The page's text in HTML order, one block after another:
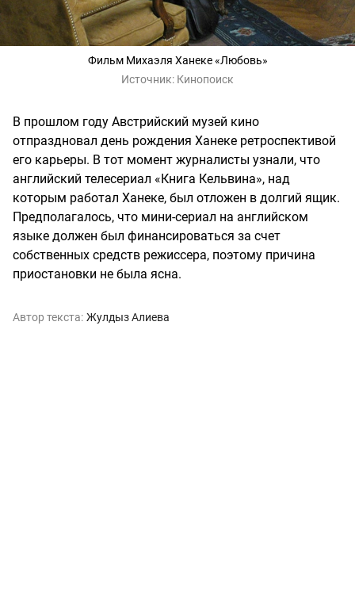
Фильм Михаэля Ханеке «Любовь»
Источник: Кинопоиск
В прошлом году Австрийский музей кино
отпраздновал день рождения Ханеке ретроспективой
его карьеры. В тот момент журналисты узнали, что
английский телесериал «Книга Кельвина», над
которым работал Ханеке, был отложен в долгий ящик.
Предполагалось, что мини-сериал на английском
языке должен был финансироваться за счет
собственных средств режиссера, поэтому причина
приостановки не была ясна.
Автор текста: Жулдыз Алиева